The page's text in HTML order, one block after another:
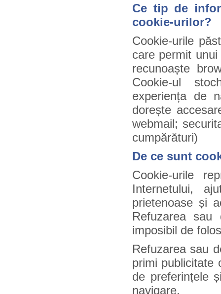
Ce tip de
cookie-urilor?
Cookie-urile
care permit
recunoaște
Cookie-ul
experiența de
dorește
webmail;
cumpărături)
De ce sunt
Cookie-urile
Internetului,
prietenoase și
Refuzarea sau
imposibil de
Refuzarea sau
primi publicitate
de preferințele
navigare.